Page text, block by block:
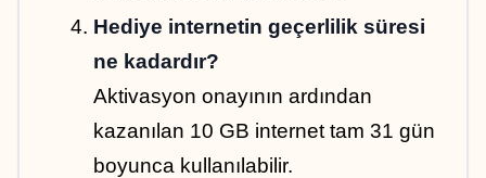
Hediye internetin geçerlilik süresi
ne kadardır?
Aktivasyon onayının ardından
kazanılan 10 GB internet tam 31 gün
boyunca kullanılabilir.